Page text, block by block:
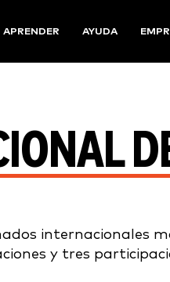
APRENDER AYUDA
internacionales
y tres